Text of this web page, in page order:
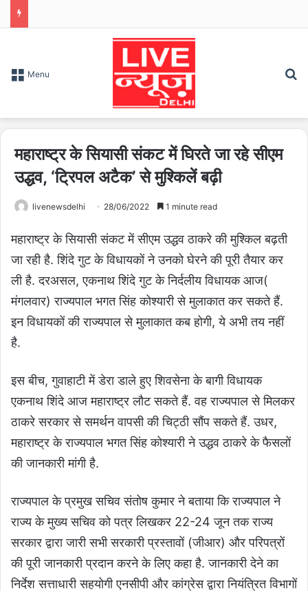
Menu
महाराष्ट्र के सियासी संकट में घिरते जा रहे सीएम
उद्धव, ‘ट्रिपल अटैक’ से मुश्किलें बढ़ी
livenewsdelhi 28/06/2022 1 minute read
महाराष्ट्र के सियासी संकट में सीएम उद्धव ठाकरे की मुश्किल बढ़ती
जा रही है. शिंदे गुट के विधायकों ने उनको घेरने की पूरी तैयार कर
ली है. दरअसल, एकनाथ शिंदे गुट के निर्दलीय विधायक आज(
मंगलवार) राज्यपाल भगत सिंह कोश्यारी से मुलाकात कर सकते हैं.
इन विधायकों की राज्यपाल से मुलाकात कब होगी, ये अभी तय नहीं
है.
इस बीच, गुवाहाटी में डेरा डाले हुए शिवसेना के बागी विधायक
एकनाथ शिंदे आज महाराष्ट्र लौट सकते हैं. वह राज्यपाल से मिलकर
ठाकरे सरकार से समर्थन वापसी की चिट्ठी सौंप सकते हैं. उधर,
महाराष्ट्र के राज्यपाल भगत सिंह कोश्यारी ने उद्धव ठाकरे के फैसलों
की जानकारी मांगी है.
राज्यपाल के प्रमुख सचिव संतोष कुमार ने बताया कि राज्यपाल ने
राज्य के मुख्य सचिव को पत्र लिखकर 22-24 जून तक राज्य
सरकार द्वारा जारी सभी सरकारी प्रस्तावों (जीआर) और परिपत्रों
की पूरी जानकारी प्रदान करने के लिए कहा है. जानकारी देने का
निर्देश सत्ताधारी सहयोगी एनसीपी और कांग्रेस द्वारा नियंत्रित विभागों